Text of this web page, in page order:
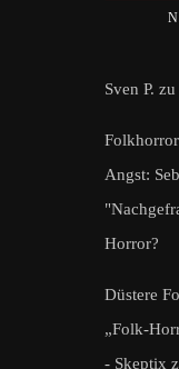
Sven P. zu
Angst:
Horror?
Düstere
„Folk-
- Skeptix